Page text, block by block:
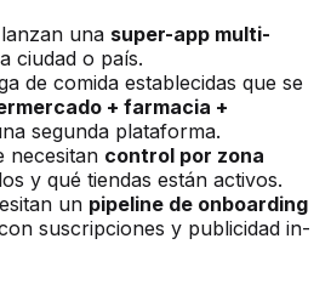
una super-app multi-
ciudad o país.
de comida establecidas que se
+ farmacia +
segunda plataforma.
necesitan control por zona
y qué tiendas están activos.
un pipeline de onboarding
suscripciones y publicidad in-